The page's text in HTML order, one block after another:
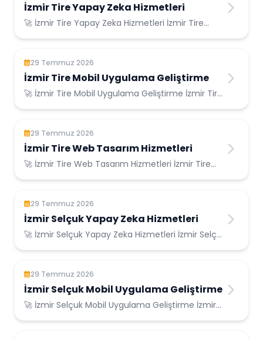
İzmir Tire Yapay Zeka Hizmetleri
🚀 İzmir Tire Yapay Zeka Hizmetleri İzmir Tire
29 Temmuz 2026
İzmir Tire Mobil Uygulama Geliştirme
🚀 İzmir Tire Mobil Uygulama Geliştirme İzmir Tire
29 Temmuz 2026
İzmir Tire Web Tasarım Hizmetleri
🚀 İzmir Tire Web Tasarım Hizmetleri İzmir Tire
29 Temmuz 2026
İzmir Selçuk Yapay Zeka Hizmetleri
🚀 İzmir Selçuk Yapay Zeka Hizmetleri İzmir Selçuk
29 Temmuz 2026
İzmir Selçuk Mobil Uygulama Geliştirme
🚀 İzmir Selçuk Mobil Uygulama Geliştirme İzmir